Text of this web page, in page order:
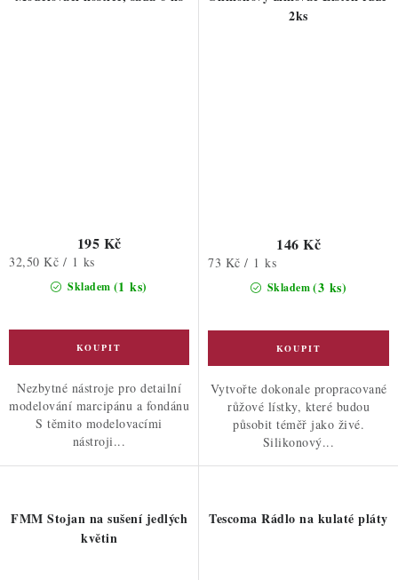
Skladem (1 ks)
195 Kč
Měrná
32,50 Kč / 1 ks
Nezbytné nástroje pro detailní
modelování marcipánu a fondánu
S těmito modelovacími
nástroji...
2ks
Skladem(3 ks)
146 Kč
Měrná
73 Kč / 1 ks
Vytvořte dokonale propracované
růžové lístky, které budou
působit téměř jako živé.
Silikonový...
FMM Stojan na sušení jedlých
květin
Tescoma Rádlo na kulaté pláty